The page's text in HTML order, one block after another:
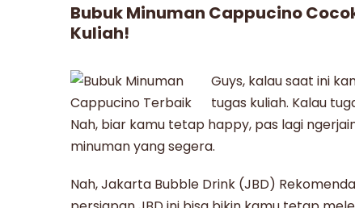
Bubuk Minuman Cappucino
Kuliah!
Guys, kalau saat ini
tugas kuliah. Kalau
Nah, biar kamu tetap happy, pas lagi
minuman yang segera.
Nah,Jakarta Bubble Drink (JBD)